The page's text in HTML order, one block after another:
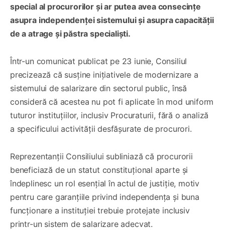
special al procurorilor și ar putea avea consecințe
asupra independenței sistemului și asupra capacității
de a atrage și păstra specialiști.
Într-un comunicat publicat pe 23 iunie, Consiliul
precizează că susține inițiativele de modernizare a
sistemului de salarizare din sectorul public, însă
consideră că acestea nu pot fi aplicate în mod uniform
tuturor instituțiilor, inclusiv Procuraturii, fără o analiză
a specificului activității desfășurate de procurori.
Reprezentanții Consiliului subliniază că procurorii
beneficiază de un statut constituțional aparte și
îndeplinesc un rol esențial în actul de justiție, motiv
pentru care garanțiile privind independența și buna
funcționare a instituției trebuie protejate inclusiv
printr-un sistem de salarizare adecvat.